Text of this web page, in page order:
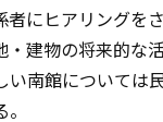
にヒアリングを
建物の将来的な
南館について